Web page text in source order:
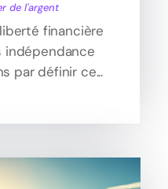
de l'argent
financière
indépendance
par définir ce...